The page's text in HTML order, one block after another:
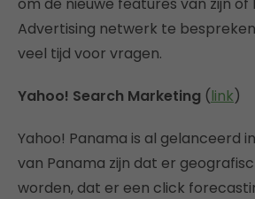
Advertising netwerk te
veel tijd voor vragen.
Yahoo! Search Marketing (link)
Yahoo! Panama is al gelanceerd
van Panama zijn dat er
worden, dat er een click